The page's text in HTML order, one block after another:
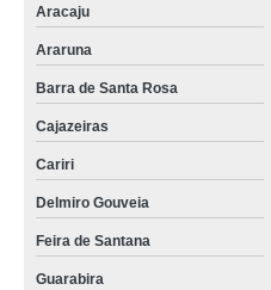
Aracaju
Araruna
Barra de Santa Rosa
Cajazeiras
Cariri
Delmiro Gouveia
Feira de Santana
Guarabira